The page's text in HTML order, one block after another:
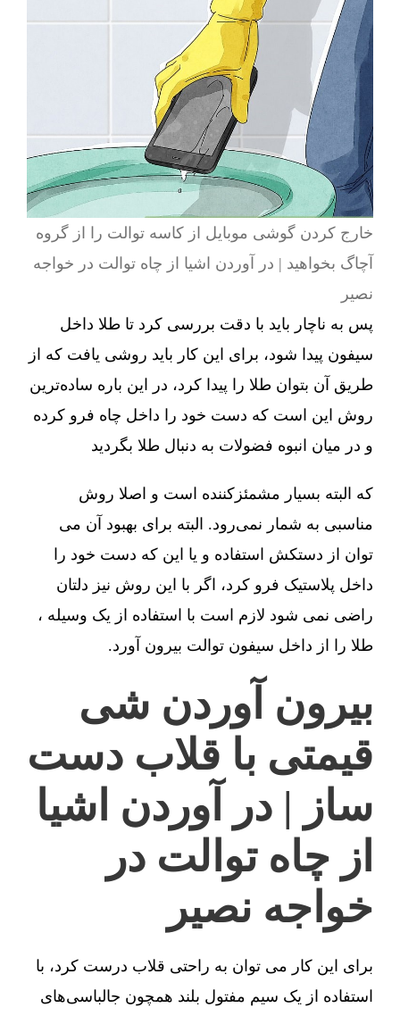
خارج کردن گوشی موبایل از کاسه توالت را از گروه
آچاگ بخواهید | در آوردن اشیا از چاه توالت در خواجه
نصیر
پس به ناچار باید با دقت بررسی کرد تا طلا داخل
سیفون پیدا شود، برای این کار باید روشی یافت که از
طریق آن بتوان طلا را پیدا کرد، در این باره ساده‌ترین
روش این است که دست خود را داخل چاه فرو کرده
و در میان انبوه فضولات به دنبال طلا بگردید
که البته بسیار مشمئزکننده است و اصلا روش
مناسبی به شمار نمی‌رود. البته برای بهبود آن می
توان از دستکش استفاده و یا این که دست خود را
داخل پلاستیک فرو کرد، اگر با این روش نیز دلتان
راضی نمی شود لازم است با استفاده از یک وسیله ،
طلا را از داخل سیفون توالت بیرون آورد.
بیرون آوردن شی
قیمتی با قلاب دست
ساز | در آوردن اشیا
از چاه توالت در
خواجه نصیر
برای این کار می توان به راحتی قلاب درست کرد، با
استفاده از یک سیم مفتول بلند همچون جالباسی‌های